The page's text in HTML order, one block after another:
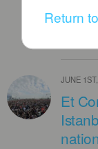
JUNE
Et
Return